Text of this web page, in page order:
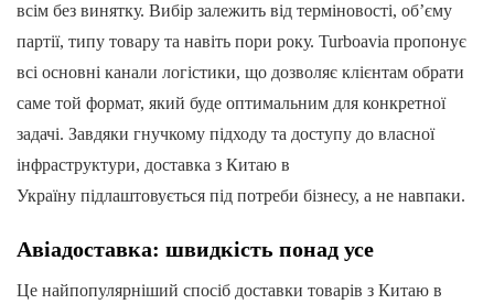
всім без винятку. Вибір залежить від терміновості, об’єму
партії, типу товару та навіть пори року. Turboavia пропонує
всі основні канали логістики, що дозволяє клієнтам обрати
саме той формат, який буде оптимальним для конкретної
задачі. Завдяки гнучкому підходу та доступу до власної
інфраструктури, доставка з Китаю в
Україну підлаштовується під потреби бізнесу, а не навпаки.
Авіадоставка: швидкість понад усе
Це найпопулярніший спосіб доставки товарів з Китаю в